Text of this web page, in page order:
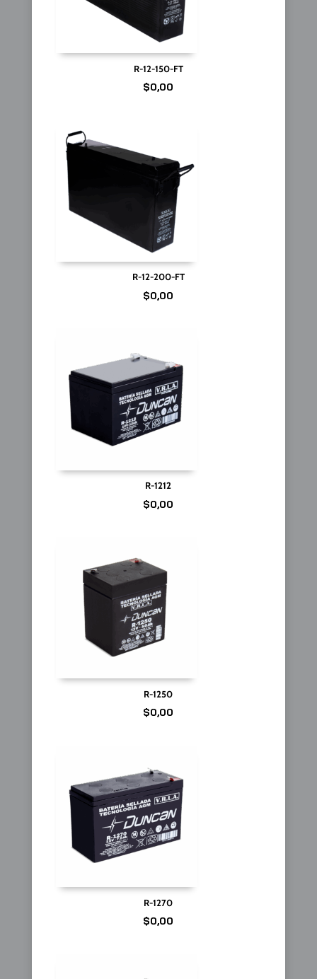
R-12-150-FT
$0,00
R-12-200-FT
$0,00
R-1212
$0,00
R-1250
$0,00
R-1270
$0,00